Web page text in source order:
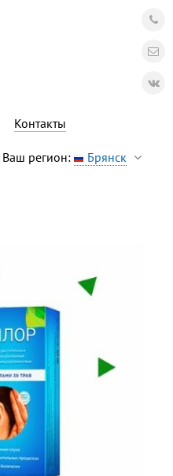
Контакты
Ваш регион: Брянск